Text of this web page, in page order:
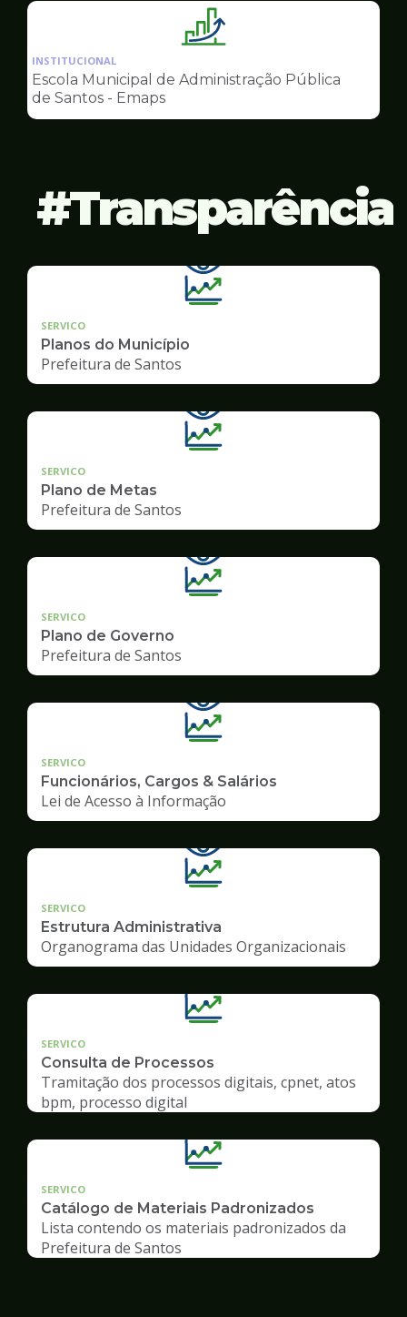
Ilustração
pagina
Gestão
INSTITUCIONAL
Escola Municipal de Administração Pública
de Santos - Emaps
Transparência
SERVICO
Planos do Município
Prefeitura de Santos
SERVICO
Plano de Metas
Prefeitura de Santos
SERVICO
Plano de Governo
Prefeitura de Santos
SERVICO
Funcionários, Cargos & Salários
Lei de Acesso à Informação
SERVICO
Estrutura Administrativa
Organograma das Unidades Organizacionais
SERVICO
Consulta de Processos
Tramitação dos processos digitais, cpnet, atos
bpm, processo digital
SERVICO
Catálogo de Materiais Padronizados
Lista contendo os materiais padronizados da
Prefeitura de Santos